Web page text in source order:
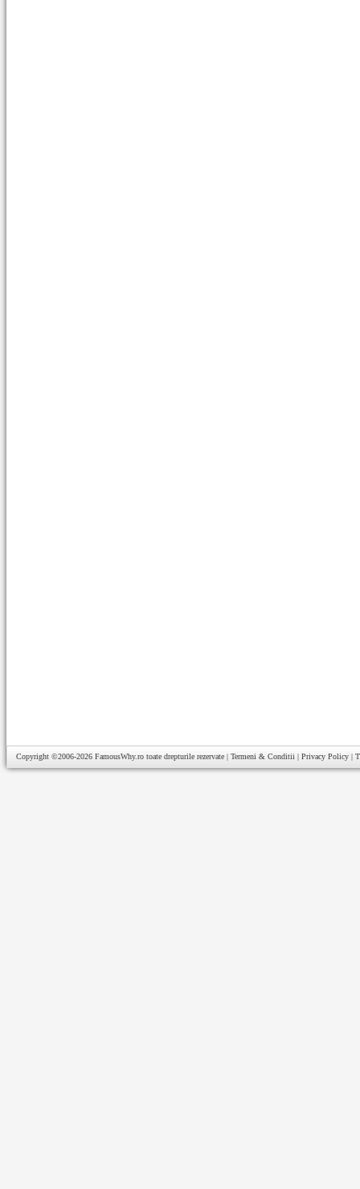
Copyright ©2006-2026 FamousWhy.ro toate drepturile rezervate | Termeni & Conditii | Privacy Policy |